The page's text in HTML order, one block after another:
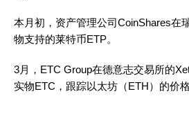
本月初，资产管理公司CoinShares在
物支持的莱特币ETP。
3月，ETC Group在德意志交易所的
实物ETC，跟踪以太坊（ETH）的价格